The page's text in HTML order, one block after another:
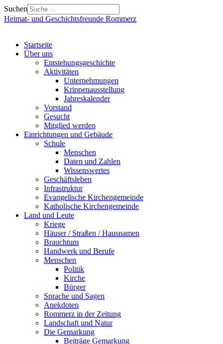
Suchen
Heimat- und Geschichtsfreunde Rommerz
Startseite
Über uns
Entstehungsgeschichte
Aktivitäten
Unternehmungen
Krippenausstellung
Jahreskalender
Vorstand
Gesucht
Mitglied werden
Einrichtungen und Gebäude
Schule
Menschen
Daten und Zahlen
Wissenswertes
Geschäftsleben
Infrastruktur
Evangelische Kirchengemeinde
Katholische Kirchengemeinde
Land und Leute
Kriege
Häuser / Straßen / Hausnamen
Brauchtum
Handwerk und Berufe
Menschen
Politik
Kirche
Bürger
Sprache und Sagen
Anekdoten
Rommerz in der Zeitung
Landschaft und Natur
Die Gemarkung
Beiträge Gemarkung